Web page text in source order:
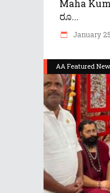
Maha
ರೂ...
January
AA Featured